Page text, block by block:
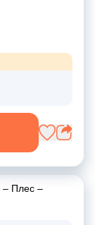
– Плес –